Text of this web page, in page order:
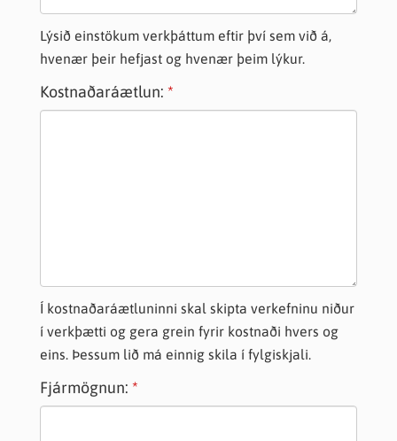
Lýsið einstökum verkþáttum eftir því sem við á,
hvenær þeir hefjast og hvenær þeim lýkur.
Kostnaðaráætlun:
Í kostnaðaráætluninni skal skipta verkefninu niður
í verkþætti og gera grein fyrir kostnaði hvers og
eins. Þessum lið má einnig skila í fylgiskjali.
Fjármögnun: